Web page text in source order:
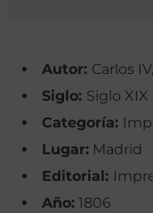
Autor: Carlos
Siglo: Siglo XIX
Categoría:
Lugar: Madrid
Editorial:
Año: 1806